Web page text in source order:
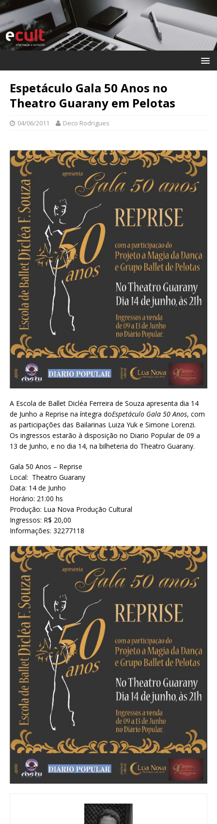
Espetáculo Gala 50 Anos no
Theatro Guarany em Pelotas
04/06/2011 Deco Rodrigues
A Escola de Ballet Dicléa Ferreira de Souza apresenta dia 14
de Junho a Reprise na íntegra doEspetáculo Gala 50 Anos, com
as participações das Bailarinas Luiza Yuk e Simone Lorenzi.
Os ingressos estarão à disposição no Diario Popular de 09 a
13 de Junho, e no dia 14, na bilheteria do Theatro Guarany.
Gala 50 Anos – Reprise
Local: Theatro Guarany
Data: 14 de Junho
Horário: 21:00 hs
Produção: Lua Nova Produção Cultural
Ingressos: R$ 20,00
Informações: 32277118